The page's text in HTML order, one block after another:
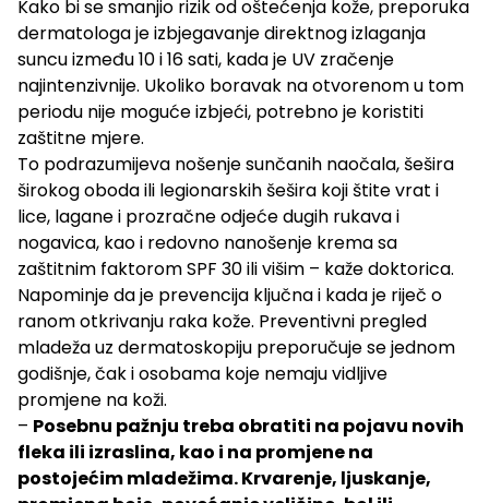
Kako bi se smanjio rizik od oštećenja kože, preporuka
dermatologa je izbjegavanje direktnog izlaganja
suncu između 10 i 16 sati, kada je UV zračenje
najintenzivnije. Ukoliko boravak na otvorenom u tom
periodu nije moguće izbjeći, potrebno je koristiti
zaštitne mjere.
To podrazumijeva nošenje sunčanih naočala, šešira
širokog oboda ili legionarskih šešira koji štite vrat i
lice, lagane i prozračne odjeće dugih rukava i
nogavica, kao i redovno nanošenje krema sa
zaštitnim faktorom SPF 30 ili višim – kaže doktorica.
Napominje da je prevencija ključna i kada je riječ o
ranom otkrivanju raka kože. Preventivni pregled
mladeža uz dermatoskopiju preporučuje se jednom
godišnje, čak i osobama koje nemaju vidljive
promjene na koži.
– Posebnu pažnju treba obratiti na pojavu novih
fleka ili izraslina, kao i na promjene na
postojećim mladežima. Krvarenje, ljuskanje,